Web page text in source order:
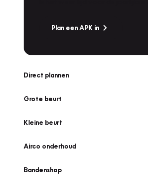
Plan een APK in
Direct plannen
Grote beurt
Kleine beurt
Airco onderhoud
Bandenshop